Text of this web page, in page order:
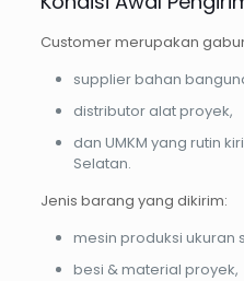
Customer merupakan
supplier bahan
distributor alat proyek,
dan UMKM yang rutin
Selatan.
Jenis barang yang dikirim:
mesin produksi ukuran
besi & material proyek,